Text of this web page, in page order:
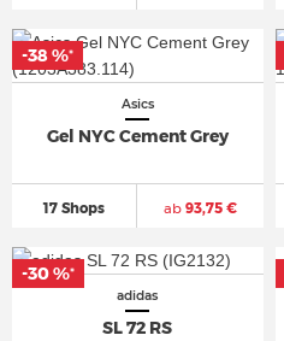
Asics
Gel NYC Cement Grey
17 Shops ab93,75 €
-38 %*
adidas
SL 72 RS
-30 %*